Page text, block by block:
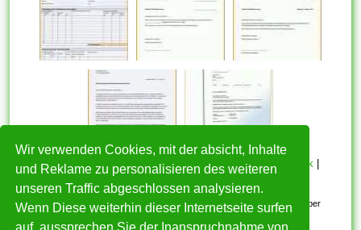
Wir verwenden Cookies, mit der absicht, Inhalte
und Reklame zu personalisieren des weiteren
unseren Traffic abgeschlossen analysieren.
Wenn Diese weiterhin dieser Internetseite surfen
auf, aussprechen Sie der Inanspruchnahme von
HOME |Über mich| Datenschutzerklärung|Cookie Politik
Copyright
Nutzungsbedingungen
Alle eingereichten Inhalte bleiben dem ursprünglichen Copyright-Inhaber
urheberrechtlich geschützt. Bitte beachten Sie: Bilder sind für den